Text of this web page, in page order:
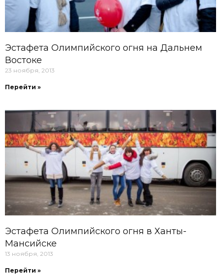
Эстафета Олимпийского огня на Дальнем
Востоке
23 ноября, 2013
Перейти »
Эстафета Олимпийского огня в Ханты-
Мансийске
13 ноября, 2013
Перейти »